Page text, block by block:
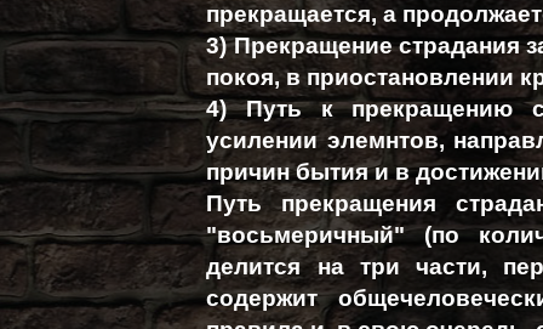
прекращается, а
3) Прекращение страдания
покоя, в приостановлении
4) Путь к прекращению
усилении элемнтов,
причин бытия и в
Путь прекращения
"восьмеричный" (по
делится на три части,
содержит